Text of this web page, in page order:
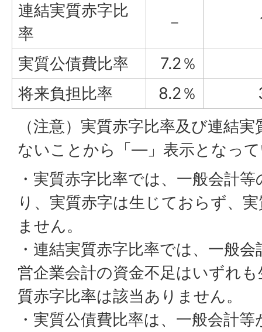
連結実質赤字比
率
－
実質公債費比率
7.2％
将来負担比率
8.2％
（注意）実質赤字比率及び連結
ないことから「―」表示となっ
・実質赤字比率では、一般会計
り、実質赤字は生じておらず、
ません。
・連結実質赤字比率では、一般
営企業会計の資金不足はいずれ
質赤字比率は該当ありません。
・実質公債費比率は、一般会計